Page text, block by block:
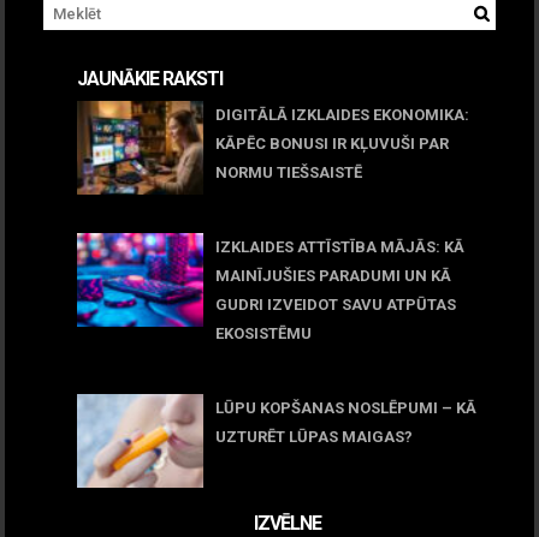
JAUNĀKIE RAKSTI
DIGITĀLĀ IZKLAIDES EKONOMIKA:
KĀPĒC BONUSI IR KĻUVUŠI PAR
NORMU TIEŠSAISTĒ
IZKLAIDES ATTĪSTĪBA MĀJĀS: KĀ
MAINĪJUŠIES PARADUMI UN KĀ
GUDRI IZVEIDOT SAVU ATPŪTAS
EKOSISTĒMU
LŪPU KOPŠANAS NOSLĒPUMI – KĀ
UZTURĒT LŪPAS MAIGAS?
IZVĒLNE